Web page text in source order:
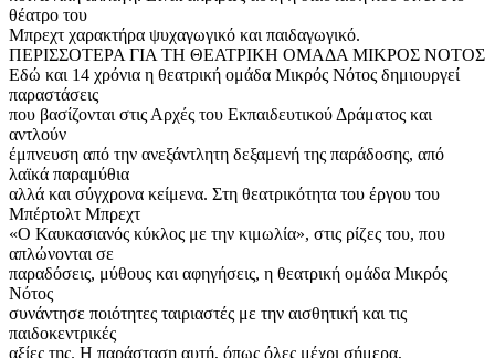
θέατρο του
Μπρεχτ χαρακτήρα ψυχαγωγικό και παιδαγωγικό.
ΠΕΡΙΣΣΟΤΕΡΑ ΓΙΑ ΤΗ ΘΕΑΤΡΙΚΗ ΟΜΑΔΑ ΜΙΚΡΟΣ ΝΟΤΟΣ
Εδώ και 14 χρόνια η θεατρική ομάδα Μικρός Νότος δημιουργεί
παραστάσεις
που βασίζονται στις Αρχές του Εκπαιδευτικού Δράματος και
αντλούν
έμπνευση από την ανεξάντλητη δεξαμενή της παράδοσης, από
λαϊκά παραμύθια
αλλά και σύγχρονα κείμενα. Στη θεατρικότητα του έργου του
Μπέρτολτ Μπρεχτ
«Ο Καυκασιανός κύκλος με την κιμωλία», στις ρίζες του, που
απλώνονται σε
παραδόσεις, μύθους και αφηγήσεις, η θεατρική ομάδα Μικρός
Νότος
συνάντησε ποιότητες ταιριαστές με την αισθητική και τις
παιδοκεντρικές
αξίες της. Η παράσταση αυτή, όπως όλες μέχρι σήμερα,